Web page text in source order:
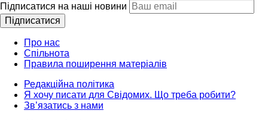
Підписатися на наші новини
Підписатися
Про нас
Спільнота
Правила поширення матеріалів
Редакційна політика
Я хочу писати для Свідомих. Що треба робити?
Зв’язатись з нами